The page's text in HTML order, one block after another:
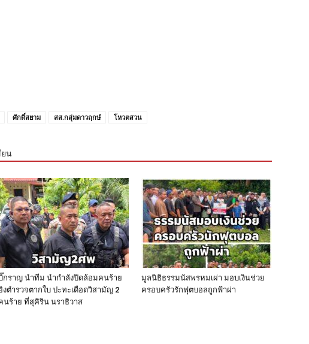
ศักดิ์สยาม สส.กลุ่มดาวฤกษ์ โหวตสวน
ยน
กราญ นำทีม นำกำลังปิดล้อมคนร้าย
งตำรวจตากใบ ปะทะเดือดวิสามัญ 2
นร้าย ที่สุคิริน นราธิวาส
มูลนิธิธรรมนัสพรหมเผ่า มอบเงินช่วย
ครอบครัวรักฟุตบอลถูกฟ้าผ่า